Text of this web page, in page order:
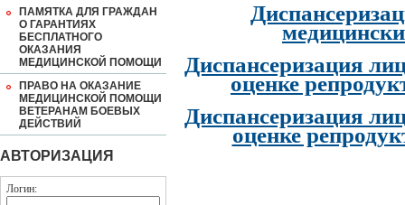
ПАМЯТКА ДЛЯ ГРАЖДАН
О ГАРАНТИЯХ
БЕСПЛАТНОГО
ОКАЗАНИЯ
МЕДИЦИНСКОЙ ПОМОЩИ
ПРАВО НА ОКАЗАНИЕ
МЕДИЦИНСКОЙ ПОМОЩИ
ВЕТЕРАНАМ БОЕВЫХ
ДЕЙСТВИЙ
АВТОРИЗАЦИЯ
Логин:
Диспансеризация
оценке
Диспансеризация
оценке